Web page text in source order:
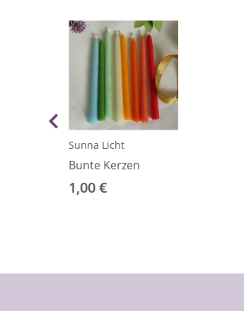
Sunna Licht
Bunte Kerzen
1,00 €